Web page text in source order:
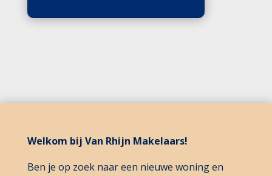
Welkom bij Van Rhijn Makelaars!
Ben je op zoek naar een nieuwe woning en